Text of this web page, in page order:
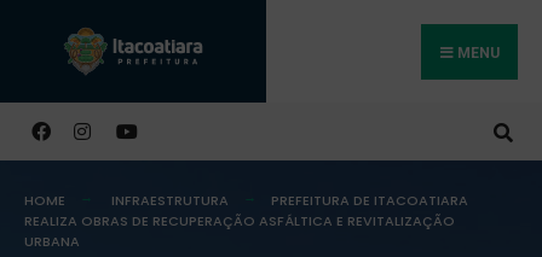
MENU
HOME INFRAESTRUTURA
PREFEITURA DE ITACOATIARA
REALIZA OBRAS DE RECUPERAÇÃO ASFÁLTICA E REVITALIZAÇÃO
URBANA
Buscar